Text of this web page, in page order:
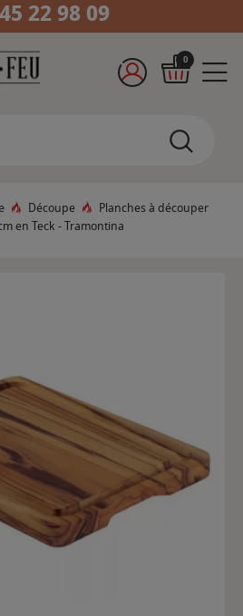
22 98 09
0
Découpe
Planches à découper
en Teck - Tramontina